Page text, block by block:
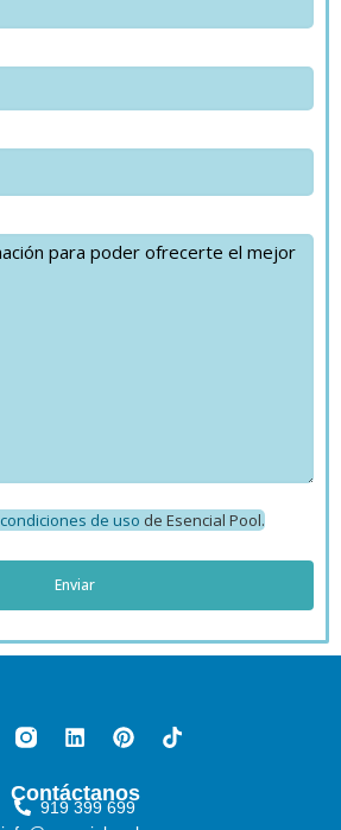
condiciones de uso de Esencial Pool.
Contáctanos
919 399 699